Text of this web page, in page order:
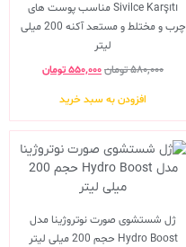
Sivilce Karşıtı مناسب پوست های
چرب و مختلط و مستعد آکنه 200 میلی
لیتر
۵۸۰,۰۰۰تومان۵۵۰,۰۰۰تومان
افزودن به سبد خرید
ژل شستشوی صورت نوتروژینا مدل
Hydro Boost حجم 200 میلی لیتر